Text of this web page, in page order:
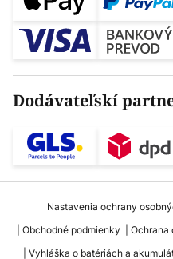
Dodávateľskí
Nastavenia ochrany
Obchodné podmienky
Ochrana
Vyhláška o batériách a